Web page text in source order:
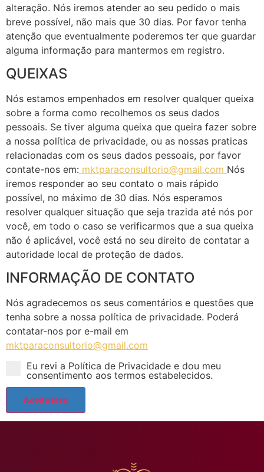
alteração. Nós iremos atender ao seu pedido o mais
breve possível, não mais que 30 dias. Por favor tenha
atenção que eventualmente poderemos ter que guardar
alguma informação para mantermos em registro.
QUEIXAS
Nós estamos empenhados em resolver qualquer queixa
sobre a forma como recolhemos os seus dados
pessoais. Se tiver alguma queixa que queira fazer sobre
a nossa política de privacidade, ou as nossas praticas
relacionadas com os seus dados pessoais, por favor
contate-nos em: mktparaconsultorio@gmail.com Nós
iremos responder ao seu contato o mais rápido
possível, no máximo de 30 dias. Nós esperamos
resolver qualquer situação que seja trazida até nós por
você, em todo o caso se verificarmos que a sua queixa
não é aplicável, você está no seu direito de contatar a
autoridade local de proteção de dados.
INFORMAÇÃO DE CONTATO
Nós agradecemos os seus comentários e questões que
tenha sobre a nossa política de privacidade. Poderá
contatar-nos por e-mail em
mktparaconsultorio@gmail.com
Eu revi a Política de Privacidade e dou meu
consentimento aos termos estabelecidos.